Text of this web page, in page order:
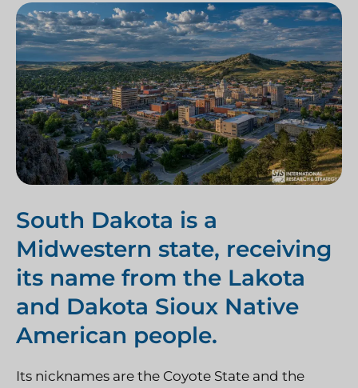
South Dakota is a
Midwestern state, receiving
its name from the Lakota
and Dakota Sioux Native
American people.
Its nicknames are the Coyote State and the